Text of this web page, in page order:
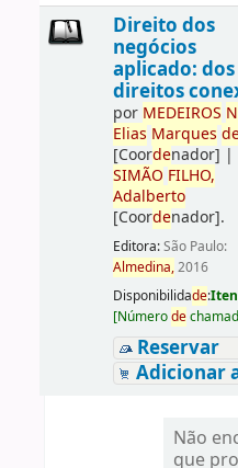
Direito dos
negócios
aplicado: dos
direitos
por MEDEIROS
Elias Marques
[Coordenador] |
SIMÃO FILHO,
Adalberto
[Coordenador].
Editora:São Paulo:
Almedina,2016
Disponibilidade:
[Númerode
Reservar
Adicionar
Não
que